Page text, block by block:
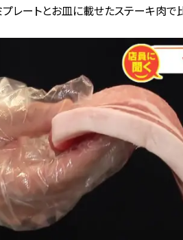
プレートとお皿に載せたステーキ肉で